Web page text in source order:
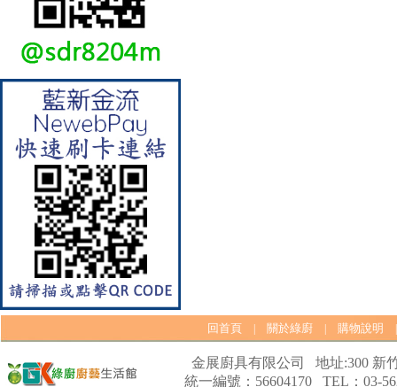
【林內Rinnai】 RB-L2600S(A)
彩焱系列 檯面式彩焱不銹鋼雙
口爐
(A) 彩焱系列 檯面式彩焱玻璃
回首頁 關於綠廚 購物說明
金展廚具有限公司 地址:300 新
統一編號：56604170 TEL：03-